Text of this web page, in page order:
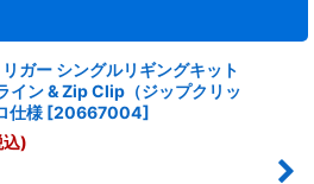
ガー シングルリギングキット
ン & Zip Clip（ジップクリッ
仕様 [20667004]
込)